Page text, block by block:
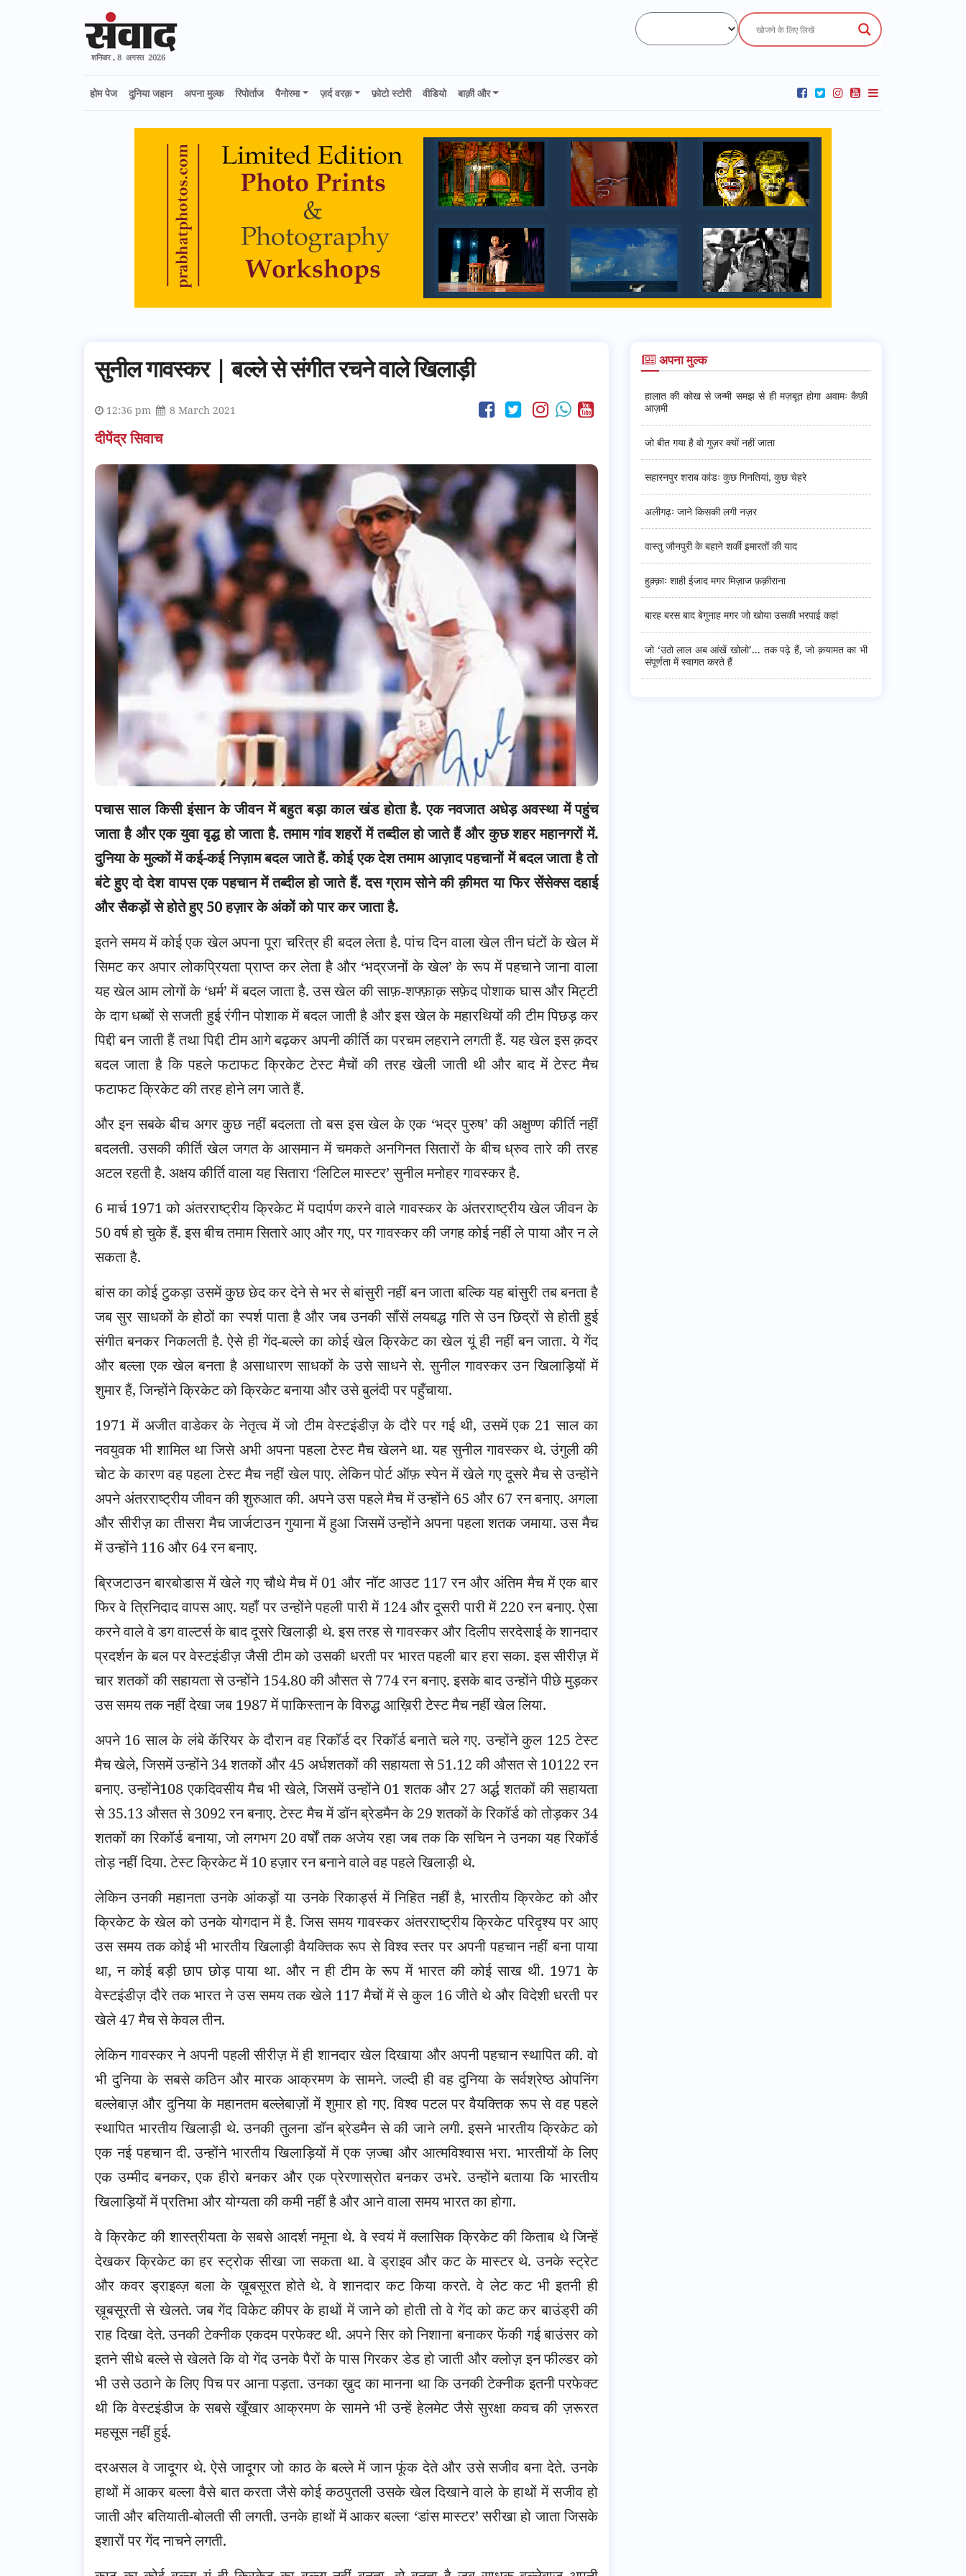
शनिवार , 8 अगस्त 2026
होम पेज दुनिया जहान अपना मुल्क रिपोर्ताज पैनोरमा ज़र्द वरक़ फ़ोटो स्टोरी वीडियो बाक़ी और
सुनील गावस्कर | बल्ले से संगीत रचने वाले खिलाड़ी
12:36 pm 8 March 2021
दीपेंद्र सिवाच
पचास साल किसी इंसान के जीवन में बहुत बड़ा काल खंड होता है. एक नवजात अधेड़ अवस्था में पहुंच
जाता है और एक युवा वृद्ध हो जाता है. तमाम गांव शहरों में तब्दील हो जाते हैं और कुछ शहर महानगरों में.
दुनिया के मुल्कों में कई-कई निज़ाम बदल जाते हैं. कोई एक देश तमाम आज़ाद पहचानों में बदल जाता है तो
बंटे हुए दो देश वापस एक पहचान में तब्दील हो जाते हैं.दस ग्राम सोने की क़ीमत या फिर सेंसेक्स दहाई
और सैकड़ों से होते हुए 50 हज़ार के अंकों को पार कर जाता है.
इतने समय में कोई एक खेल अपना पूरा चरित्र ही बदल लेता है. पांच दिन वाला खेल तीन घंटों के खेल में
सिमट कर अपार लोकप्रियता प्राप्त कर लेता है और ‘भद्रजनों के खेल’ के रूप में पहचाने जाना वाला
यह खेल आम लोगों के ‘धर्म’ में बदल जाता है. उस खेल की साफ़-शफ्फ़ाक़ सफ़ेद पोशाक घास और मिट्टी
के दाग धब्बों से सजती हुई रंगीन पोशाक में बदल जाती है और इस खेल के महारथियों की टीम पिछड़ कर
पिद्दी बन जाती हैं तथा पिद्दी टीम आगे बढ़कर अपनी कीर्ति का परचम लहराने लगती हैं. यह खेल इस क़दर
बदल जाता है कि पहले फटाफट क्रिकेट टेस्ट मैचों की तरह खेली जाती थी और बाद में टेस्ट मैच
फटाफट क्रिकेट की तरह होने लग जाते हैं.
और इन सबके बीच अगर कुछ नहीं बदलता तो बस इस खेल के एक ‘भद्र पुरुष’ की अक्षुण्ण कीर्ति नहीं
बदलती. उसकी कीर्ति खेल जगत के आसमान में चमकते अनगिनत सितारों के बीच ध्रुव तारे की तरह
अटल रहती है. अक्षय कीर्ति वाला यह सितारा ‘लिटिल मास्टर’ सुनील मनोहर गावस्कर है.
6 मार्च 1971 को अंतरराष्ट्रीय क्रिकेट में पदार्पण करने वाले गावस्कर के अंतरराष्ट्रीय खेल जीवन के
50 वर्ष हो चुके हैं. इस बीच तमाम सितारे आए और गए, पर गावस्कर की जगह कोई नहीं ले पाया और न ले
सकता है.
बांस का कोई टुकड़ा उसमें कुछ छेद कर देने से भर से बांसुरी नहीं बन जाता बल्कि यह बांसुरी तब बनता है
जब सुर साधकों के होठों का स्पर्श पाता है और जब उनकी साँसें लयबद्ध गति से उन छिद्रों से होती हुई
संगीत बनकर निकलती है. ऐसे ही गेंद-बल्ले का कोई खेल क्रिकेट का खेल यूं ही नहीं बन जाता. ये गेंद
और बल्ला एक खेल बनता है असाधारण साधकों के उसे साधने से. सुनील गावस्कर उन खिलाड़ियों में
शुमार हैं, जिन्होंने क्रिकेट को क्रिकेट बनाया और उसे बुलंदी पर पहुँचाया.
1971 में अजीत वाडेकर के नेतृत्व में जो टीम वेस्टइंडीज़ के दौरे पर गई थी, उसमें एक 21 साल का
नवयुवक भी शामिल था जिसे अभी अपना पहला टेस्ट मैच खेलने था. यह सुनील गावस्कर थे. उंगुली की
चोट के कारण वह पहला टेस्ट मैच नहीं खेल पाए. लेकिन पोर्ट ऑफ़ स्पेन में खेले गए दूसरे मैच से उन्होंने
अपने अंतरराष्ट्रीय जीवन की शुरुआत की. अपने उस पहले मैच में उन्होंने 65 और 67 रन बनाए. अगला
और सीरीज़ का तीसरा मैच जार्जटाउन गुयाना में हुआ जिसमें उन्होंने अपना पहला शतक जमाया. उस मैच
में उन्होंने 116 और 64 रन बनाए.
ब्रिजटाउन बारबोडास में खेले गए चौथे मैच में 01 और नॉट आउट 117 रन और अंतिम मैच में एक बार
फिर वे त्रिनिदाद वापस आए. यहाँ पर उन्होंने पहली पारी में 124 और दूसरी पारी में 220 रन बनाए. ऐसा
करने वाले वे डग वाल्टर्स के बाद दूसरे खिलाड़ी थे. इस तरह से गावस्कर और दिलीप सरदेसाई के शानदार
प्रदर्शन के बल पर वेस्टइंडीज़ जैसी टीम को उसकी धरती पर भारत पहली बार हरा सका. इस सीरीज़ में
चार शतकों की सहायता से उन्होंने 154.80 की औसत से 774 रन बनाए. इसके बाद उन्होंने पीछे मुड़कर
उस समय तक नहीं देखा जब 1987 में पाकिस्तान के विरुद्ध आख़िरी टेस्ट मैच नहीं खेल लिया.
अपने 16 साल के लंबे कॅरियर के दौरान वह रिकॉर्ड दर रिकॉर्ड बनाते चले गए. उन्होंने कुल 125 टेस्ट
मैच खेले, जिसमें उन्होंने 34 शतकों और 45 अर्धशतकों की सहायता से 51.12 की औसत से 10122 रन
बनाए. उन्होंने108 एकदिवसीय मैच भी खेले, जिसमें उन्होंने 01 शतक और 27 अर्द्ध शतकों की सहायता
से 35.13 औसत से 3092 रन बनाए. टेस्ट मैच में डॉन ब्रेडमैन के 29 शतकों के रिकॉर्ड को तोड़कर 34
शतकों का रिकॉर्ड बनाया, जो लगभग 20 वर्षों तक अजेय रहा जब तक कि सचिन ने उनका यह रिकॉर्ड
तोड़ नहीं दिया. टेस्ट क्रिकेट में 10 हज़ार रन बनाने वाले वह पहले खिलाड़ी थे.
लेकिन उनकी महानता उनके आंकड़ों या उनके रिकार्ड्स में निहित नहीं है, भारतीय क्रिकेट को और
क्रिकेट के खेल को उनके योगदान में है. जिस समय गावस्कर अंतरराष्ट्रीय क्रिकेट परिदृश्य पर आए
उस समय तक कोई भी भारतीय खिलाड़ी वैयक्तिक रूप से विश्व स्तर पर अपनी पहचान नहीं बना पाया
था, न कोई बड़ी छाप छोड़ पाया था. और न ही टीम के रूप में भारत की कोई साख थी. 1971 के
वेस्टइंडीज़ दौरे तक भारत ने उस समय तक खेले 117 मैचों में से कुल 16 जीते थे और विदेशी धरती पर
खेले 47 मैच से केवल तीन.
लेकिन गावस्कर ने अपनी पहली सीरीज़ में ही शानदार खेल दिखाया और अपनी पहचान स्थापित की. वो
भी दुनिया के सबसे कठिन और मारक आक्रमण के सामने. जल्दी ही वह दुनिया के सर्वश्रेष्ठ ओपनिंग
बल्लेबाज़ और दुनिया के महानतम बल्लेबाज़ों में शुमार हो गए. विश्व पटल पर वैयक्तिक रूप से वह पहले
स्थापित भारतीय खिलाड़ी थे. उनकी तुलना डॉन ब्रेडमैन से की जाने लगी. इसने भारतीय क्रिकेट को
एक नई पहचान दी. उन्होंने भारतीय खिलाड़ियों में एक ज़ज्बा और आत्मविश्वास भरा. भारतीयों के लिए
एक उम्मीद बनकर, एक हीरो बनकर और एक प्रेरणास्रोत बनकर उभरे. उन्होंने बताया कि भारतीय
खिलाड़ियों में प्रतिभा और योग्यता की कमी नहीं है और आने वाला समय भारत का होगा.
वे क्रिकेट की शास्त्रीयता के सबसे आदर्श नमूना थे. वे स्वयं में क्लासिक क्रिकेट की किताब थे जिन्हें
देखकर क्रिकेट का हर स्ट्रोक सीखा जा सकता था. वे ड्राइव और कट के मास्टर थे. उनके स्ट्रेट
और कवर ड्राइव्ज़ बला के ख़ूबसूरत होते थे. वे शानदार कट किया करते. वे लेट कट भी इतनी ही
ख़ूबसूरती से खेलते. जब गेंद विकेट कीपर के हाथों में जाने को होती तो वे गेंद को कट कर बाउंड्री की
राह दिखा देते. उनकी टेक्नीक एकदम परफेक्ट थी. अपने सिर को निशाना बनाकर फेंकी गई बाउंसर को
इतने सीधे बल्ले से खेलते कि वो गेंद उनके पैरों के पास गिरकर डेड हो जाती और क्लोज़ इन फील्डर को
भी उसे उठाने के लिए पिच पर आना पड़ता. उनका ख़ुद का मानना था कि उनकी टेक्नीक इतनी परफेक्ट
थी कि वेस्टइंडीज के सबसे खूँखार आक्रमण के सामने भी उन्हें हेलमेट जैसे सुरक्षा कवच की ज़रूरत
महसूस नहीं हुई.
दरअसल वे जादूगर थे. ऐसे जादूगर जो काठ के बल्ले में जान फूंक देते और उसे सजीव बना देते. उनके
हाथों में आकर बल्ला वैसे बात करता जैसे कोई कठपुतली उसके खेल दिखाने वाले के हाथों में सजीव हो
जाती और बतियाती-बोलती सी लगती. उनके हाथों में आकर बल्ला ‘डांस मास्टर’ सरीखा हो जाता जिसके
इशारों पर गेंद नाचने लगती.
अपना मुल्क
हालात की कोख से जन्मी समझ से ही मज़बूत होगा अवामः कैफ़ी
आज़मी
जो बीत गया है वो गुज़र क्यों नहीं जाता
सहारनपुर शराब कांडः कुछ गिनतियां, कुछ चेहरे
अलीगढ़ः जाने किसकी लगी नज़र
वास्तु जौनपुरी के बहाने शर्की इमारतों की याद
हुक़्क़ाः शाही ईजाद मगर मिज़ाज फ़क़ीराना
बारह बरस बाद बेगुनाह मगर जो खोया उसकी भरपाई कहां
जो ‘उठो लाल अब आंखें खोलो’... तक पढ़े हैं, जो क़यामत का भी
संपूर्णता में स्वागत करते हैं